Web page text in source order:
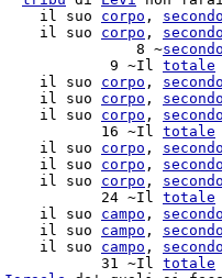
il suo
corpo ,
il suo
corpo ,
8 ~
9 ~Il
totale
il suo corpo ,
il suo corpo ,
il suo corpo ,
16 ~Il totale
il suo corpo ,
il suo corpo ,
il suo corpo ,
24 ~Il totale
il suo campo ,
il suo campo ,
il suo campo ,
31 ~Il totale